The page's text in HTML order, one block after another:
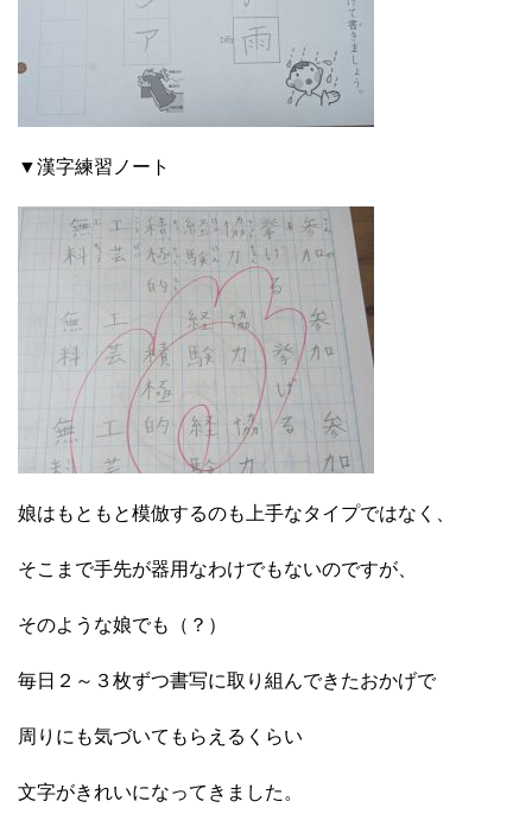
▼漢字練習ノート
娘はもともと模倣するのも上手なタイプではなく、
そこまで手先が器用なわけでもないのですが、
そのような娘でも（？）
毎日２～３枚ずつ書写に取り組んできたおかげで
周りにも気づいてもらえるくらい
文字がきれいになってきました。